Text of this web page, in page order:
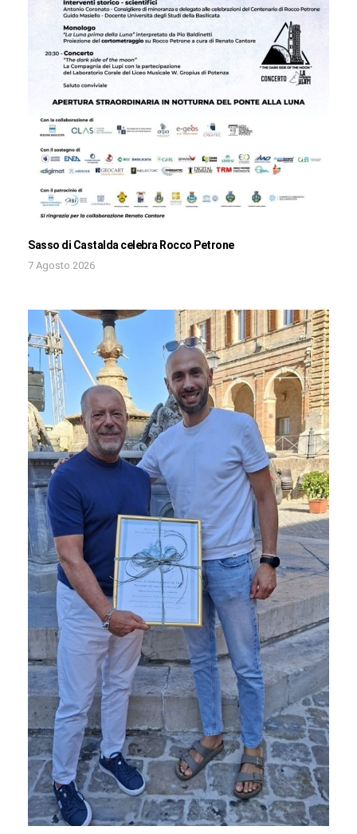
Sasso di Castalda celebra Rocco Petrone
7 Agosto 2026